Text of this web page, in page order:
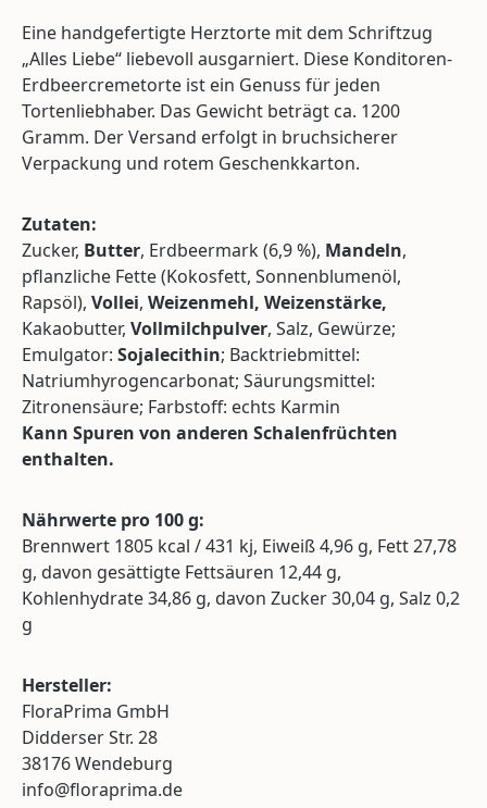
Eine handgefertigte Herztorte mit dem Schriftzug
„Alles Liebe“ liebevoll ausgarniert. Diese Konditoren-
Erdbeercremetorte ist ein Genuss für jeden
Tortenliebhaber. Das Gewicht beträgt ca. 1200
Gramm. Der Versand erfolgt in bruchsicherer
Verpackung und rotem Geschenkkarton.
Zutaten:
Zucker, Butter, Erdbeermark (6,9 %), Mandeln,
pflanzliche Fette (Kokosfett, Sonnenblumenöl,
Rapsöl), Vollei, Weizenmehl, Weizenstärke,
Kakaobutter, Vollmilchpulver, Salz, Gewürze;
Emulgator: Sojalecithin; Backtriebmittel:
Natriumhyrogencarbonat; Säurungsmittel:
Zitronensäure; Farbstoff: echts Karmin
Kann Spuren von anderen Schalenfrüchten
enthalten.
Nährwerte pro 100 g:
Brennwert 1805 kcal / 431 kj, Eiweiß 4,96 g, Fett 27,78
g, davon gesättigte Fettsäuren 12,44 g,
Kohlenhydrate 34,86 g, davon Zucker 30,04 g, Salz 0,2
g
Hersteller:
FloraPrima GmbH
Didderser Str. 28
38176 Wendeburg
info@floraprima.de